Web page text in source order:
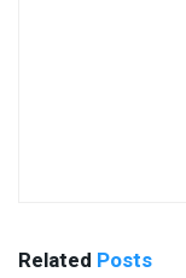
Related Posts